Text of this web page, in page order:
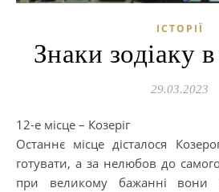
ІСТОРІЇ
Знаки зодіаку в
29.03.2023
12-е місце – Козеріг
Останнє місце дісталося
готувати, а за нелюбов до
при великому бажанні вони